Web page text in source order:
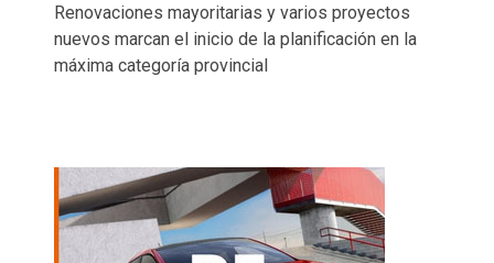
Renovaciones mayoritarias y varios proyectos
nuevos marcan el inicio de la planificación en la
máxima categoría provincial